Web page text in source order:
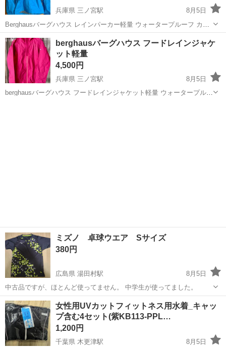
兵庫県 三ノ宮駅
8月5日
Berghausバーグハウス レインパーカー軽量 ウォータープルーフ カラ
ー ブルー (濃い空色) サイズ 脇下50cm ウエスト辺り49cm 裾幅
48.5cm 着丈61cm位 左袖にポケット1 フードの後ろとサイド...
兵庫 神戸市 スポーツウェア Berghaus
berghausバーグハウス フードレインジャケ
ット軽量
4,500円
兵庫県 三ノ宮駅
8月5日
berghausバーグハウス フードレインジャケット軽量 ウォータープルー
ミズノ 卓球ウエア Sサイズ
380円
広島県 湯田村駅
8月5日
中古品ですが、ほとんど使ってません。 中学生が使ってました。
広島 福山市 湯田村駅 スポーツウェア
女性用UVカットフィットネス用水着_キャッ
プ含む4セット(紫KB113-PPL…
1,200円
千葉県 木更津駅
8月5日